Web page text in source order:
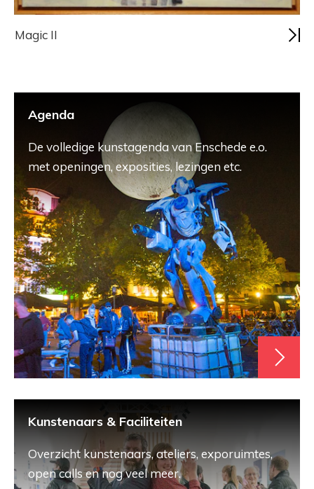
Magic II
Agenda
De volledige kunstagenda van Enschede e.o.
met openingen, exposities, lezingen etc.
Kunstenaars & Faciliteiten
Overzicht kunstenaars, ateliers, exporuimtes,
open calls en nog veel meer.